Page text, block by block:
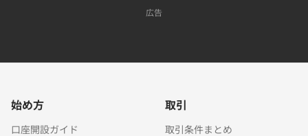
広告
始め方
口座開設ガイド
取引
取引条件まとめ